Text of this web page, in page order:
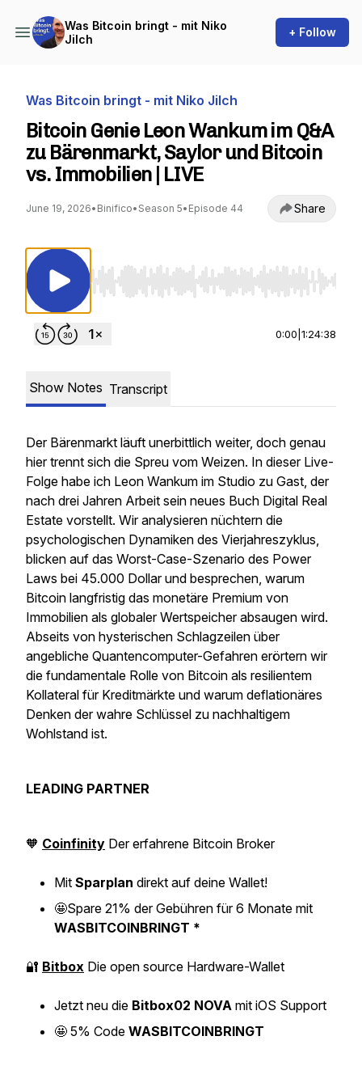
Was Bitcoin bringt - mit Niko
Jilch
+ Follow
Was Bitcoin bringt - mit Niko Jilch
Bitcoin Genie Leon Wankum im Q&A
zu Bärenmarkt, Saylor und Bitcoin
vs. Immobilien | LIVE
June 19, 2026• Binifico• Season 5• Episode 44 Share
Use Left/Right to seek, Home/End to jump to
0:00 1:24:38
Show Notes Transcript
Der Bärenmarkt läuft unerbittlich weiter, doch genau
hier trennt sich die Spreu vom Weizen. In dieser Live-
Folge habe ich Leon Wankum im Studio zu Gast, der
nach drei Jahren Arbeit sein neues Buch Digital Real
Estate vorstellt. Wir analysieren nüchtern die
psychologischen Dynamiken des Vierjahreszyklus,
blicken auf das Worst-Case-Szenario des Power
Laws bei 45.000 Dollar und besprechen, warum
Bitcoin langfristig das monetäre Premium von
Immobilien als globaler Wertspeicher absaugen wird.
Abseits von hysterischen Schlagzeilen über
angebliche Quantencomputer-Gefahren erörtern wir
die fundamentale Rolle von Bitcoin als resilientem
Kollateral für Kreditmärkte und warum deflationäres
Denken der wahre Schlüssel zu nachhaltigem
Wohlstand ist.
LEADING PARTNER
🧡 Coinfinity Der erfahrene Bitcoin Broker
Mit Sparplan direkt auf deine Wallet!
🤩Spare 21% der Gebühren für 6 Monate mit
WASBITCOINBRINGT *
🔐 Bitbox Die open source Hardware-Wallet
Jetzt neu die Bitbox02 NOVA mit iOS Support
🤩 5% Code WASBITCOINBRINGT